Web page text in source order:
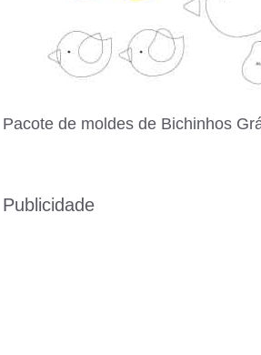
Pacote de moldes de Bichinhos
Publicidade